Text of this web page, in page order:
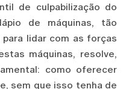
de culpabilização do
de máquinas, tão
lidar com as forças
máquinas, resolve,
como oferecer
sem que isso tenha de